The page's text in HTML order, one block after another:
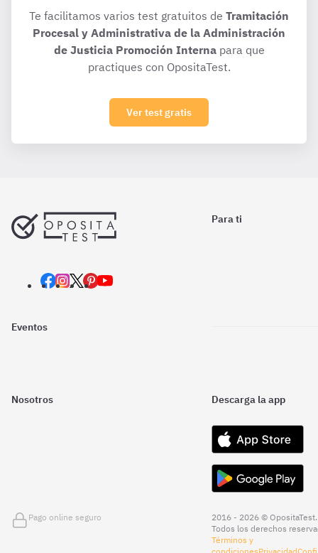
Te facilitamos varios test gratuitos de Tramitación
Procesal y Administrativa de la Administración
de Justicia Promoción Internapara que
practiques con OpositaTest.
Ver test gratis
Para ti
Eventos
Nosotros Descarga la app
Pago online seguro
2016 - 2026 © OpositaTest.
Todos los derechos
Términos y